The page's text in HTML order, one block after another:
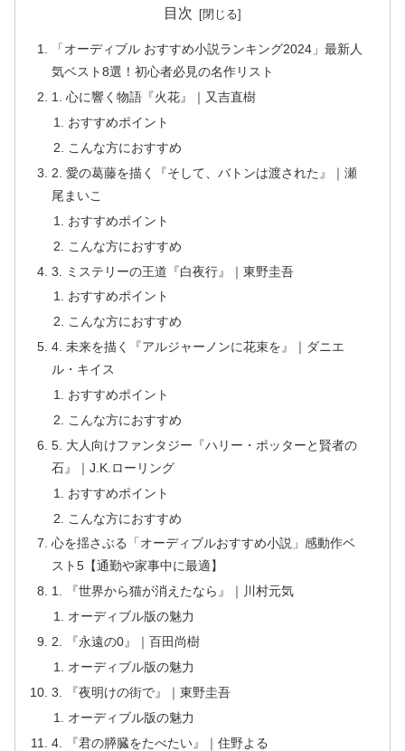
目次
「オーディブル おすすめ小説ランキング2024」最新人
気ベスト8選！初心者必見の名作リスト
1. 心に響く物語『火花』｜又吉直樹
おすすめポイント
こんな方におすすめ
2. 愛の葛藤を描く『そして、バトンは渡された』｜瀬
尾まいこ
おすすめポイント
こんな方におすすめ
3. ミステリーの王道『白夜行』｜東野圭吾
おすすめポイント
こんな方におすすめ
4. 未来を描く『アルジャーノンに花束を』｜ダニエ
ル・キイス
おすすめポイント
こんな方におすすめ
5. 大人向けファンタジー『ハリー・ポッターと賢者の
石』｜J.K.ローリング
おすすめポイント
こんな方におすすめ
心を揺さぶる「オーディブルおすすめ小説」感動作ベ
スト5【通勤や家事中に最適】
1. 『世界から猫が消えたなら』｜川村元気
オーディブル版の魅力
2. 『永遠の0』｜百田尚樹
オーディブル版の魅力
3. 『夜明けの街で』｜東野圭吾
オーディブル版の魅力
4. 『君の膵臓をたべたい』｜住野よる